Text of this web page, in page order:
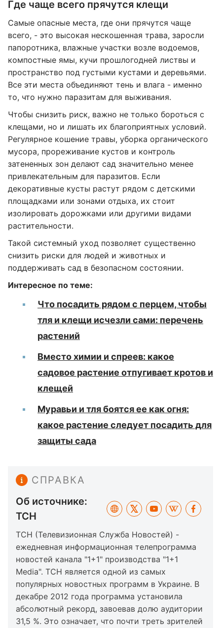
Где чаще всего прячутся клещи
Самые опасные места, где они прячутся чаще
всего, - это высокая нескошенная трава, заросли
папоротника, влажные участки возле водоемов,
компостные ямы, кучи прошлогодней листвы и
пространство под густыми кустами и деревьями.
Все эти места объединяют тень и влага - именно
то, что нужно паразитам для выживания.
Чтобы снизить риск, важно не только бороться с
клещами, но и лишать их благоприятных условий.
Регулярное кошение травы, уборка органического
мусора, прореживание кустов и контроль
затененных зон делают сад значительно менее
привлекательным для паразитов. Если
декоративные кусты растут рядом с детскими
площадками или зонами отдыха, их стоит
изолировать дорожками или другими видами
растительности.
Такой системный уход позволяет существенно
снизить риски для людей и животных и
поддерживать сад в безопасном состоянии.
Интересное по теме:
Что посадить рядом с перцем, чтобы
тля и клещи исчезли сами: перечень
растений
Вместо химии и спреев: какое
садовое растение отпугивает кротов и
клещей
Муравьи и тля боятся ее как огня:
какое растение следует посадить для
защиты сада
СПРАВКА
Об источнике:
ТСН
ТСН (Телевизионная Служба Новостей) -
ежедневная информационная телепрограмма
новостей канала "1+1" производства "1+1
Media". ТСН является одной из самых
популярных новостных программ в Украине. В
декабре 2012 года программа установила
абсолютный рекорд, завоевав долю аудитории
31,5 %. Это означает, что почти треть зрителей